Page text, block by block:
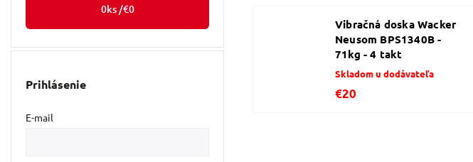
0ks /€0
Prihlásenie
E-mail
Vibračná doska Wacker
Neusom BPS1340B -
71kg - 4 takt
Skladom u dodávateľa
€20